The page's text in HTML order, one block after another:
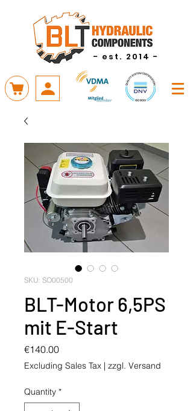
- est. 2014 -
SKU: SO00500
BLT-Motor 6,5PS
mit E-Start
€140.00Price
Excluding Sales Tax | zzgl. Versand
Quantity *